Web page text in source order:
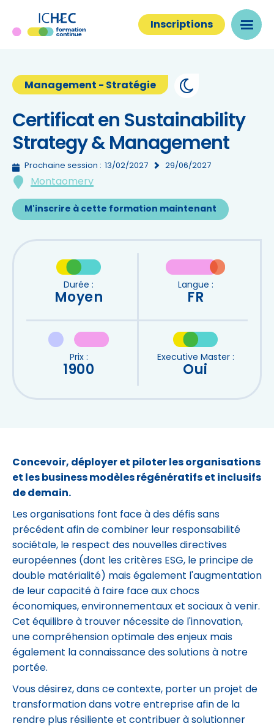
Inscriptions
Management - Stratégie
Certificat en Sustainability
Strategy & Management
Prochaine session : 13/02/2027 29/06/2027
Montgomery
M'inscrire à cette formation maintenant
Durée :
Moyen
Langue :
FR
Prix :
1900
Executive Master :
Oui
Concevoir, déployer et piloter les organisations
et les business modèles régénératifs et inclusifs
de demain.
Les organisations font face à des défis sans
précédent afin de combiner leur responsabilité
sociétale, le respect des nouvelles directives
européennes (dont les critères ESG, le principe de
double matérialité) mais également l'augmentation
de leur capacité à faire face aux chocs
économiques, environnementaux et sociaux à venir.
Cet équilibre à trouver nécessite de l'innovation,
une compréhension optimale des enjeux mais
également la connaissance des solutions à notre
portée.
Vous désirez, dans ce contexte, porter un projet de
transformation dans votre entreprise afin de la
rendre plus résiliente et contribuer à solutionner